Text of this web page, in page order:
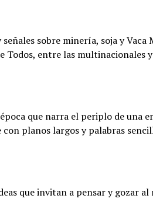
sobre minería, soja y Vaca
Todos, entre las multinacionales
que narra el periplo de una
planos largos y palabras
que invitan a pensar y gozar al